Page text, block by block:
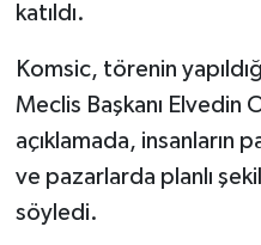
katıldı.
Komsic, törenin
Meclis Başkanı Elvedin
açıklamada, insanların
ve pazarlarda planlı
söyledi.